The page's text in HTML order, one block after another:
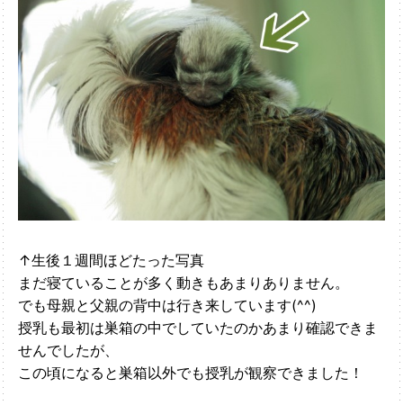
↑生後１週間ほどたった写真
まだ寝ていることが多く動きもあまりありません。
でも母親と父親の背中は行き来しています(^^)
授乳も最初は巣箱の中でしていたのかあまり確認できま
せんでしたが、
この頃になると巣箱以外でも授乳が観察できました！